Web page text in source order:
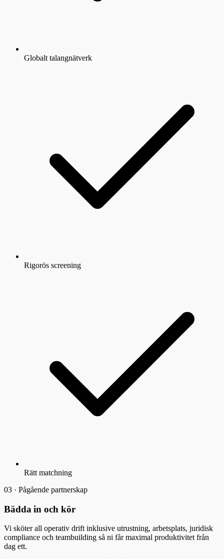
Globalt talangnätverk
Rigorös screening
Rätt matchning
03 · Pågående partnerskap
Bädda in och kör
Vi sköter all operativ drift inklusive utrustning, arbetsplats, juridisk
compliance och teambuilding så ni får maximal produktivitet från
dag ett.